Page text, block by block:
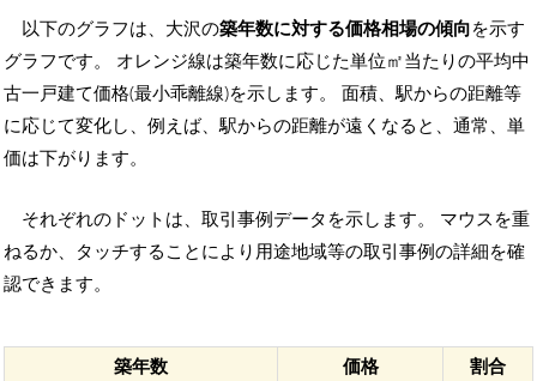
以下のグラフは、大沢の築年数に対する価格相場の傾向を示す
グラフです。 オレンジ線は築年数に応じた単位㎡当たりの平均中
古一戸建て価格(最小乖離線)を示します。 面積、駅からの距離等
に応じて変化し、例えば、駅からの距離が遠くなると、通常、単
価は下がります。
それぞれのドットは、取引事例データを示します。 マウスを重
ねるか、タッチすることにより用途地域等の取引事例の詳細を確
認できます。
築年数 価格 割合